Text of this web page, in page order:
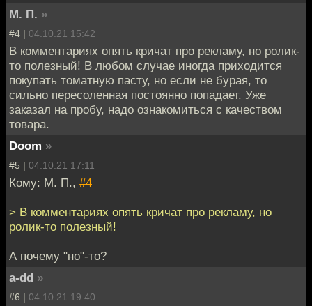
М. П. »
#4 | 04.10.21 15:42
В комментариях опять кричат про рекламу, но ролик-
то полезный! В любом случае иногда приходится
покупать томатную пасту, но если не бурая, то
сильно пересоленная постоянно попадает. Уже
заказал на пробу, надо ознакомиться с качеством
товара.
Doom »
#5 | 04.10.21 17:11
Кому: М. П., #4
> В комментариях опять кричат про рекламу, но
ролик-то полезный!
А почему "но"-то?
a-dd »
#6 | 04.10.21 19:40